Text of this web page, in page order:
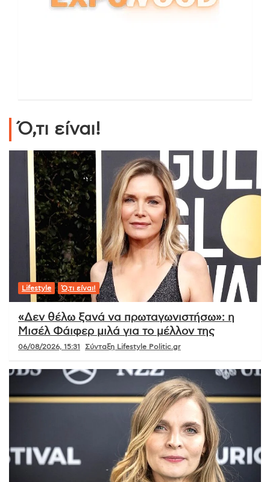
Ό,τι είναι!
Lifestyle Ό,τι είναι!
«Δεν θέλω ξανά να πρωταγωνιστήσω»: η
Μισέλ Φάιφερ μιλά για το μέλλον της
06/08/2026, 15:31 Σύνταξη Lifestyle Politic.gr